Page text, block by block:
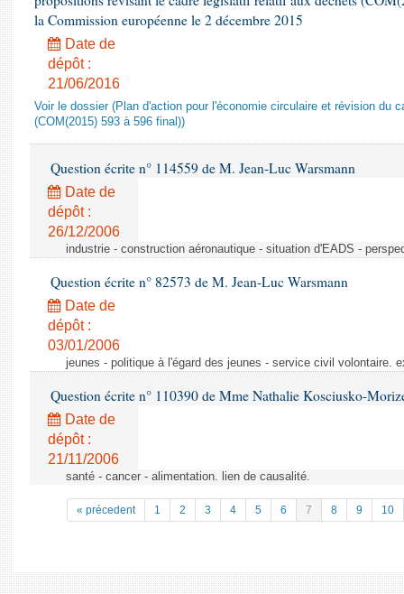
la Commission européenne le 2 décembre 2015
Date de
dépôt :
21/06/2016
Voir le dossier (Plan d'action pour l'économie circulaire et révision du
(COM(2015) 593 à 596 final))
Question écrite n° 114559 de M. Jean-Luc Warsmann
Date de
dépôt :
26/12/2006
industrie - construction aéronautique - situation d'EADS -
Question écrite n° 82573 de M. Jean-Luc Warsmann
Date de
dépôt :
03/01/2006
jeunes - politique à l'égard des jeunes - service civil volontaire.
Question écrite n° 110390 de Mme Nathalie Kosciusko-
Date de
dépôt :
21/11/2006
santé - cancer - alimentation. lien de causalité.
« précedent 1 2 3 4 5 6 7 8 9 10